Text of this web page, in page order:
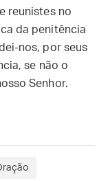
reunistes no
da penitência
nos, por seus
se não o
Senhor.